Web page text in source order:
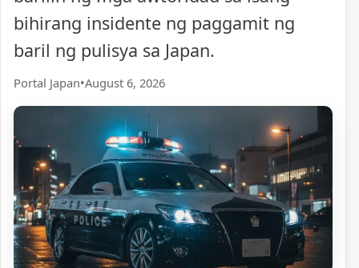
bihirang insidente ng paggamit ng
baril ng pulisya sa Japan.
Portal Japan•August 6, 2026